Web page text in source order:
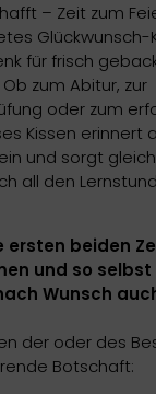
– Zeit zum
Glückwunsch-
für frisch
zum Abitur, zur
oder zum
Kissen erinnert
und sorgt
all den
ersten beiden
und so selbst
Wunsch
der oder des
Botschaft: